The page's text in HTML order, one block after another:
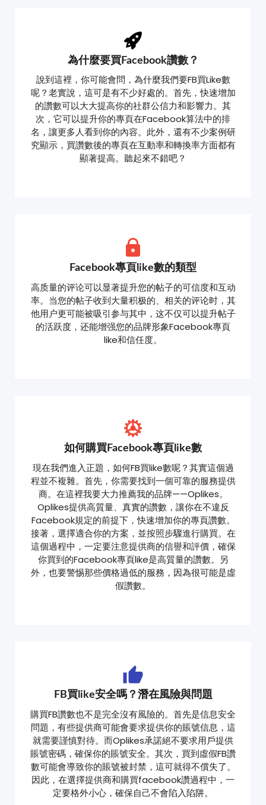
為什麼要買Facebook讚數？
說到這裡，你可能會問，為什麼我們要FB買Like數
呢？老實說，這可是有不少好處的。首先，快速增加
的讚數可以大大提高你的社群公信力和影響力。其
次，它可以提升你的專頁在Facebook算法中的排
名，讓更多人看到你的內容。此外，還有不少案例研
究顯示，買讚數後的專頁在互動率和轉換率方面都有
顯著提高。聽起來不錯吧？
Facebook專頁like數的類型
高质量的评论可以显著提升您的帖子的可信度和互动
率。当您的帖子收到大量积极的、相关的评论时，其
他用户更可能被吸引参与其中，这不仅可以提升帖子
的活跃度，还能增强您的品牌形象Facebook專頁
like和信任度。
如何購買Facebook專頁like數
現在我們進入正題，如何FB買like數呢？其實這個過
程並不複雜。首先，你需要找到一個可靠的服務提供
商。在這裡我要大力推薦我的品牌——Oplikes。
Oplikes提供高質量、真實的讚數，讓你在不違反
Facebook規定的前提下，快速增加你的專頁讚數。
接著，選擇適合你的方案，並按照步驟進行購買。在
這個過程中，一定要注意提供商的信譽和評價，確保
你買到的Facebook專頁like是高質量的讚數。另
外，也要警惕那些價格過低的服務，因為很可能是虛
假讚數。
FB買like安全嗎？潛在風險與問題
購買FB讚數也不是完全沒有風險的。首先是信息安全
問題，有些提供商可能會要求提供你的賬號信息，這
就需要謹慎對待。而Oplikes承諾絕不要求用戶提供
賬號密碼，確保你的賬號安全。其次，買到虛假FB讚
數可能會導致你的賬號被封禁，這可就得不償失了。
因此，在選擇提供商和購買facebook讚過程中，一
定要格外小心，確保自己不會陷入陷阱。